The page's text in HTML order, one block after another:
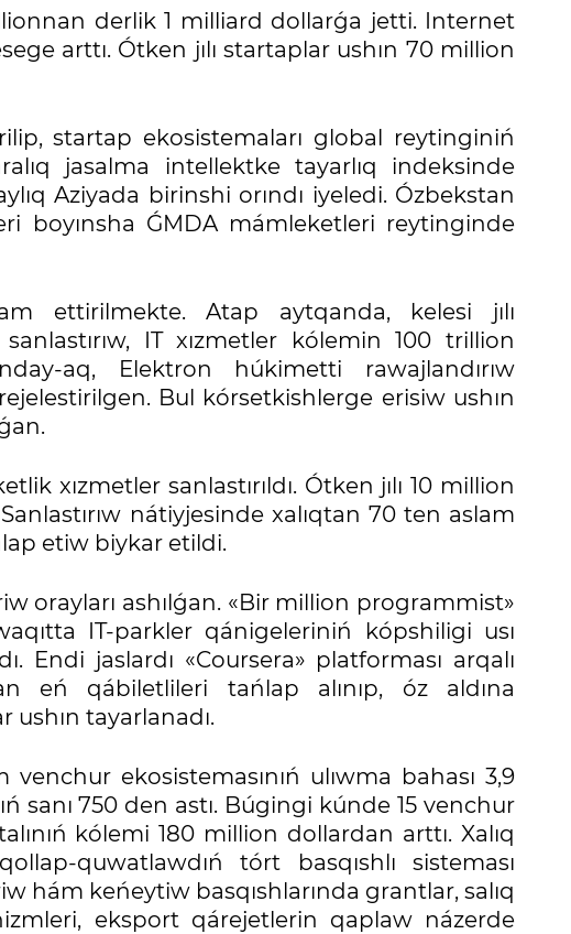
derlik 1 milliard dollarǵa jetti. Internet
arttı. Ótken jılı startaplar ushın 70 million
startap ekosistemaları global reytinginiń
jasalma intellektke tayarlıq indeksinde
Aziyada birinshi orındı iyeledi. Ózbekstan
boyınsha ǴMDA mámleketleri reytinginde
ettirilmekte. Atap aytqanda, kelesi jılı
IT xızmetler kólemin 100 trillion
aq, Elektron húkimetti rawajlandırıw
Bul kórsetkishlerge erisiw ushın
xızmetler sanlastırıldı. Ótken jılı 10 million
nátiyjesinde xalıqtan 70 ten aslam
etiw biykar etildi.
orayları ashılǵan. «Bir million programmist»
IT-parkler qánigeleriniń kópshiligi usı
Endi jaslardı «Coursera» platforması arqalı
eń qábiletlileri tańlap alınıp, óz aldına
ushın tayarlanadı.
ekosistemasınıń ulıwma bahası 3,9
sanı 750 den astı. Búgingi kúnde 15 venchur
kólemi 180 million dollardan arttı. Xalıq
quwatlawdıń tórt basqıshlı sisteması
hám keńeytiw basqıshlarında grantlar, salıq
eksport qárejetlerin qaplaw názerde